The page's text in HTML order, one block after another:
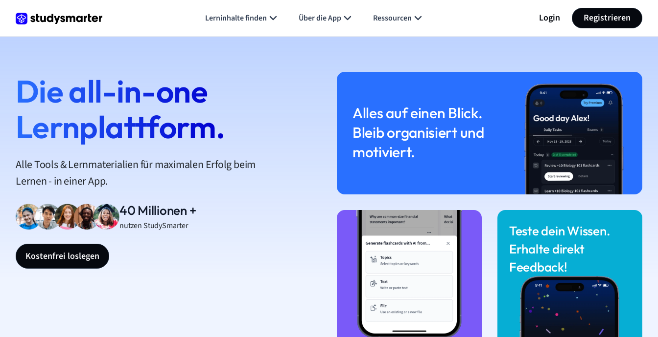
Lerninhalte finden Über die App Ressourcen Login Registrieren
Die all-in-one
Lernplattform.
Alle Tools & Lernmaterialien für maximalen Erfolg beim
Lernen - in einer App.
40 Millionen +
nutzen StudySmarter
Kostenfrei loslegen
Alles auf einen Blick.
Bleib organisiert und
motiviert.
Teste dein Wissen.
Erhalte direkt
Feedback!